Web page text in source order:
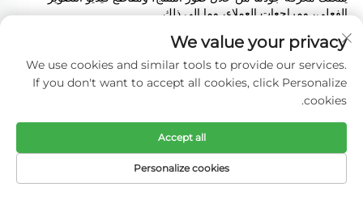
الفعلي، ومراجعات العملاء، وما إلى ذلك
7. كم من الوقت سيستغرق التسليم
طلبًا
8. ما هي طرق الدفع التي تدعمونها
T/T أو الحسابات الأخرى
9. لماذا تختارنا
We value your privacy
We use cookies and similar tools to provide our services.
If you don't want to accept all cookies, click Personalize
cookies.
Personalize cookies
Accept all